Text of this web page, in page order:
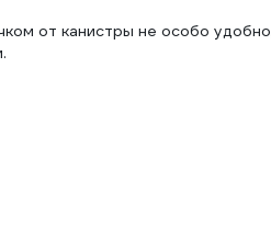
от канистры не особо